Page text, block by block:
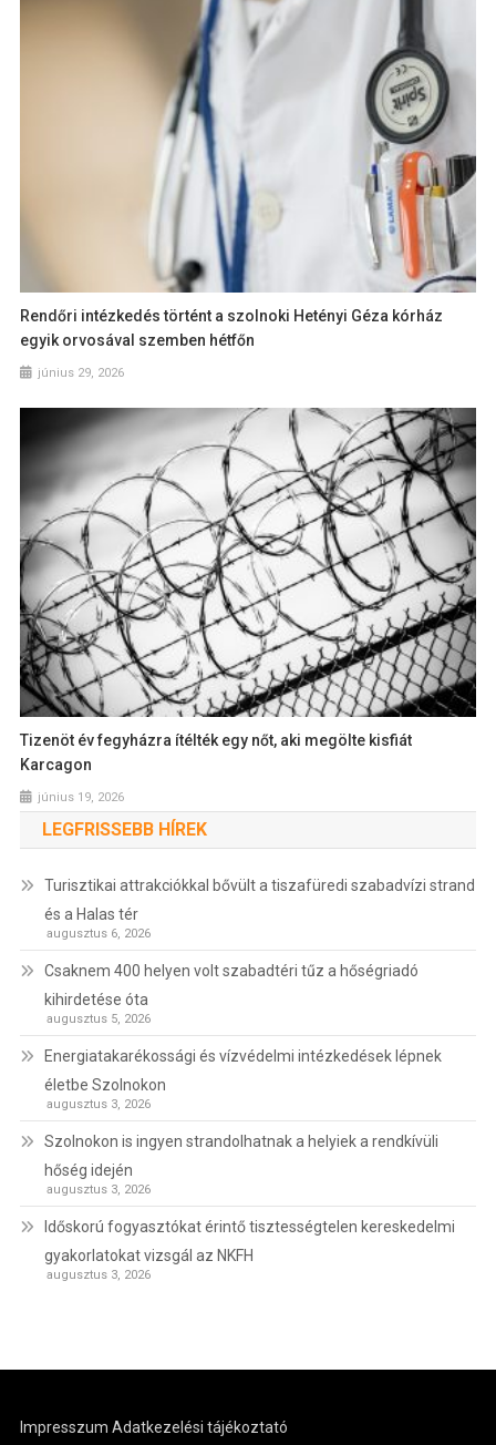
Rendőri intézkedés történt a szolnoki Hetényi Géza kórház
egyik orvosával szemben hétfőn
június 29, 2026
Tizenöt év fegyházra ítélték egy nőt, aki megölte kisfiát
Karcagon
június 19, 2026
LEGFRISSEBB HÍREK
Turisztikai attrakciókkal bővült a tiszafüredi szabadvízi strand
és a Halas tér
augusztus 6, 2026
Csaknem 400 helyen volt szabadtéri tűz a hőségriadó
kihirdetése óta
augusztus 5, 2026
Energiatakarékossági és vízvédelmi intézkedések lépnek
életbe Szolnokon
augusztus 3, 2026
Szolnokon is ingyen strandolhatnak a helyiek a rendkívüli
hőség idején
augusztus 3, 2026
Időskorú fogyasztókat érintő tisztességtelen kereskedelmi
gyakorlatokat vizsgál az NKFH
augusztus 3, 2026
Impresszum Adatkezelési tájékoztató